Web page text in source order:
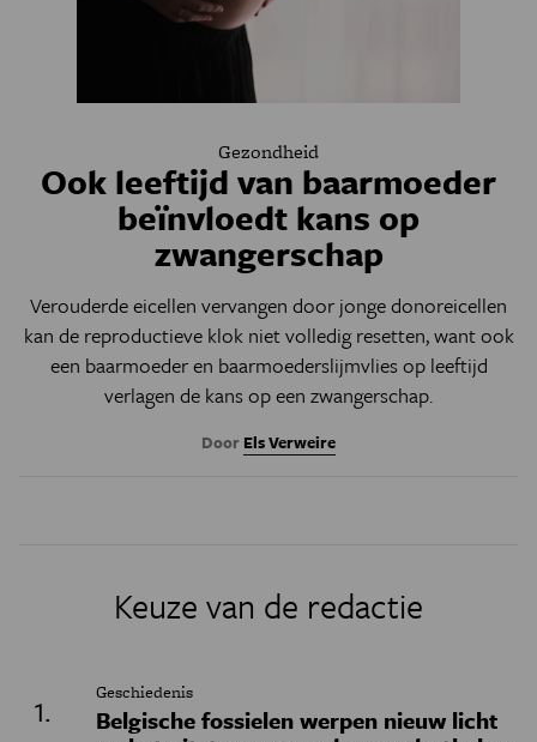
Gezondheid
Ook leeftijd van baarmoeder
beïnvloedt kans op
zwangerschap
Verouderde eicellen vervangen door jonge donoreicellen
kan de reproductieve klok niet volledig resetten, want ook
een baarmoeder en baarmoederslijmvlies op leeftijd
verlagen de kans op een zwangerschap.
Door Els Verweire
Keuze van de redactie
Geschiedenis
Belgische fossielen werpen nieuw licht